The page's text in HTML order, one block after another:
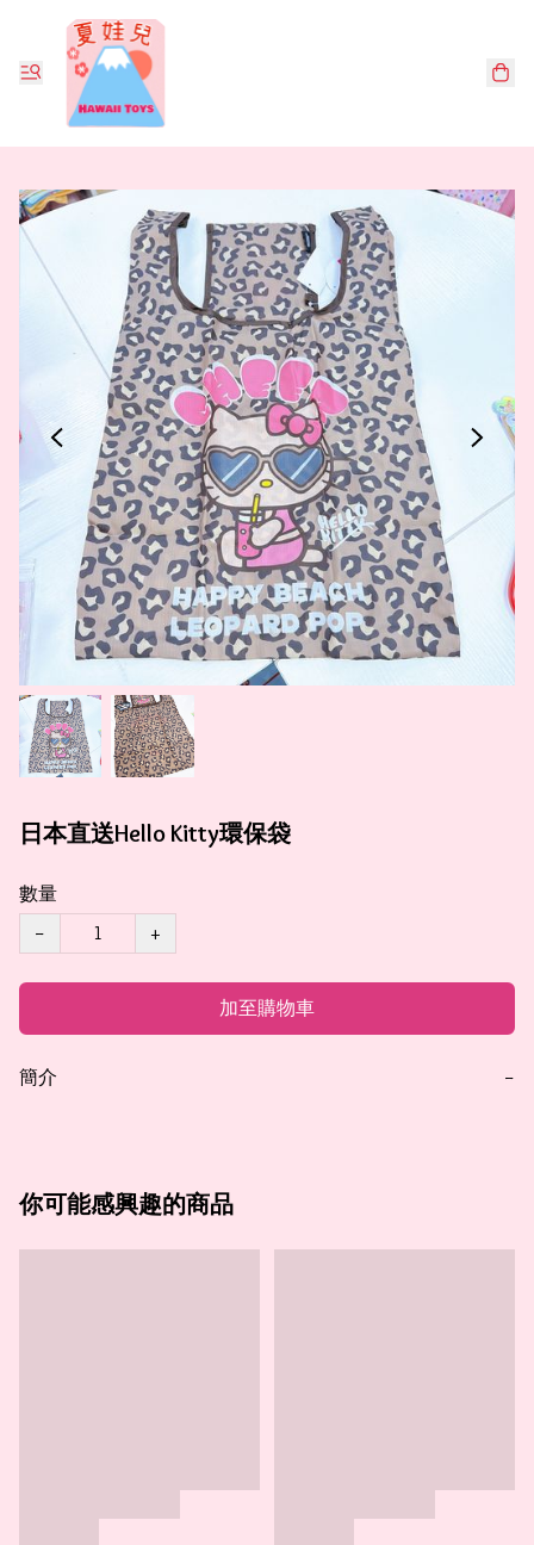
日本直送Hello Kitty環保袋
數量
−
+
加至購物車
簡介 −
你可能感興趣的商品